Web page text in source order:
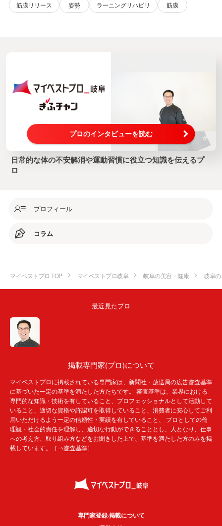
筋膜リリース
姿勢 ラーニングリハビリ 筋膜
プロのインタビューを読む
日常的な体の不安解消や運動習慣に役立つ知識を伝えるプ
ロ
プロフィール
コラム
マイベストプロ TOP マイベストプロ岐阜 岐阜の美容・健康 岐阜
最近見たプロ
掲載専門家(プロ)について
マイベストプロに掲載されている専門家は、新聞社・放送局の広告審査基準
に基づいた一定の基準を満たした方たちです。 審査基準は、業界における
専門的な知識・技術を有していること、プロフェッショナルとして活動して
いること、適切な資格や許認可を取得していること、消費者に安心してご利
用いただけるよう一定の信頼性・実績を有していること、 プロとしての倫
理観・社会的責任を理解し、適切な行動ができることとし、人となり、仕事
への考え方、取り組み方などをお聞きした上で、基準を満たした方のみを掲
載しています。［→審査基準］
専門家登録·掲載について